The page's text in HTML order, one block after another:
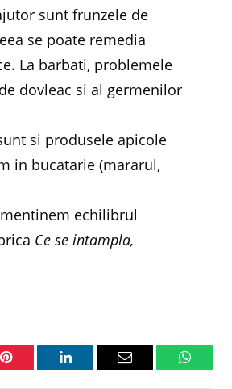
sunt frunzele de
se poate remedia
La barbati, problemele
dovleac si al germenilor
si produsele apicole
in bucatarie (mararul,
echilibrul
Ce se intampla,
Pinterest LinkedIn Email